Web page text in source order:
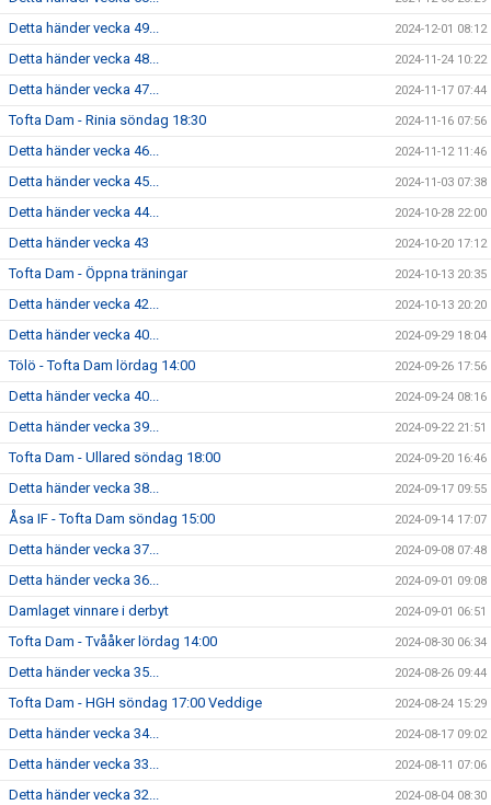
Detta händer vecka 49... 2024-12-01 08:12
Detta händer vecka 48... 2024-11-24 10:22
Detta händer vecka 47... 2024-11-17 07:44
Tofta Dam - Rinia söndag 18:30 2024-11-16 07:56
Detta händer vecka 46... 2024-11-12 11:46
Detta händer vecka 45... 2024-11-03 07:38
Detta händer vecka 44... 2024-10-28 22:00
Detta händer vecka 43 2024-10-20 17:12
Tofta Dam - Öppna träningar 2024-10-13 20:35
Detta händer vecka 42... 2024-10-13 20:20
Detta händer vecka 40... 2024-09-29 18:04
Tölö - Tofta Dam lördag 14:00 2024-09-26 17:56
Detta händer vecka 40... 2024-09-24 08:16
Detta händer vecka 39... 2024-09-22 21:51
Tofta Dam - Ullared söndag 18:00 2024-09-20 16:46
Detta händer vecka 38... 2024-09-17 09:55
Åsa IF - Tofta Dam söndag 15:00 2024-09-14 17:07
Detta händer vecka 37... 2024-09-08 07:48
Detta händer vecka 36... 2024-09-01 09:08
Damlaget vinnare i derbyt 2024-09-01 06:51
Tofta Dam - Tvååker lördag 14:00 2024-08-30 06:34
Detta händer vecka 35... 2024-08-26 09:44
Tofta Dam - HGH söndag 17:00 Veddige 2024-08-24 15:29
Detta händer vecka 34... 2024-08-17 09:02
Detta händer vecka 33... 2024-08-11 07:06
Detta händer vecka 32... 2024-08-04 08:30